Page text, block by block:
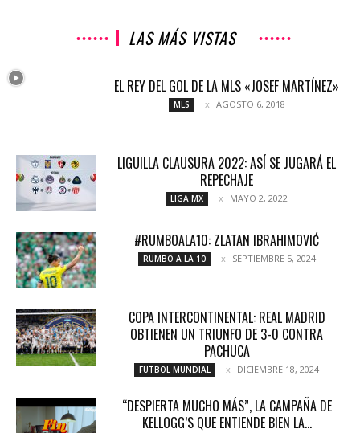
LAS MÁS VISTAS
EL REY DEL GOL DE LA MLS «JOSEF MARTÍNEZ»
MLS AGOSTO 6, 2018
LIGUILLA CLAUSURA 2022: ASÍ SE JUGARÁ EL
REPECHAJE
LIGA MX MAYO 2, 2022
#RUMBOALA10: ZLATAN IBRAHIMOVIĆ
RUMBO A LA 10 SEPTIEMBRE 5, 2024
COPA INTERCONTINENTAL: REAL MADRID
OBTIENEN UN TRIUNFO DE 3-0 CONTRA
PACHUCA
FUTBOL MUNDIAL DICIEMBRE 18, 2024
“DESPIERTA MUCHO MÁS”, LA CAMPAÑA DE
KELLOGG’S QUE ENTIENDE BIEN LA...